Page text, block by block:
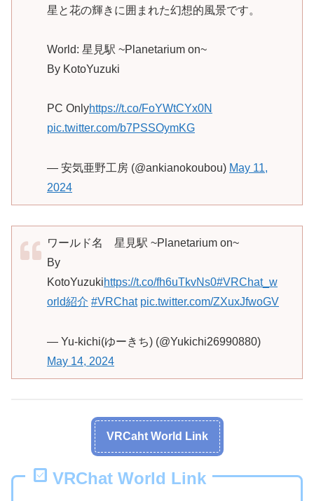
星と花の輝きに囲まれた幻想的風景です。
World: 星見駅 ~Planetarium on~
By KotoYuzuki
PC Onlyhttps://t.co/FoYWtCYx0N
pic.twitter.com/b7PSSOymKG
— 安気亜野工房 (@ankianokoubou) May 11,
2024
ワールド名 星見駅 ~Planetarium on~
By
KotoYuzukihttps://t.co/fh6uTkvNs0#VRChat_w
orld紹介 #VRChat pic.twitter.com/ZXuxJfwoGV
— Yu-kichi(ゆーきち) (@Yukichi26990880)
May 14, 2024
VRCaht World Link
VRChat World Link